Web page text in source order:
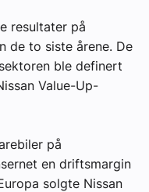
resultater på
de to siste årene. De
ble definert
Value-Up-
på
en driftsmargin
solgte Nissan